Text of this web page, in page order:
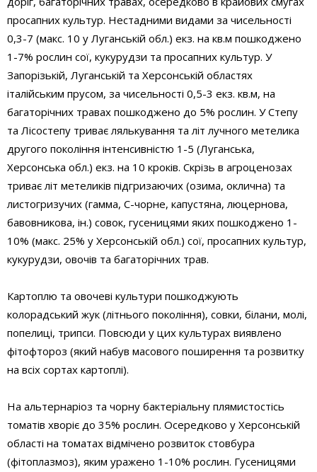
просапних культур. Нестадними видами за чисельності
0,3-7 (макс. 10 у Луганській обл.) екз. на кв.м пошкоджено
1-7% рослин сої, кукурудзи та просапних культур. У
Запорізькій, Луганській та Херсонській областях
італійським прусом, за чисельності 0,5-3 екз. кв.м, на
багаторічних травах пошкоджено до 5% рослин. У Степу
та Лісостепу триває лялькування та літ лучного метелика
другого покоління інтенсивністю 1-5 (Луганська,
Херсонська обл.) екз. на 10 кроків. Скрізь в агроценозах
триває літ метеликів підгризаючих (озима, оклична) та
листогризучих (гамма, С-чорне, капустяна, люцернова,
бавовникова, ін.) совок, гусеницями яких пошкоджено 1-
10% (макс. 25% у Херсонській обл.) сої, просапних культур,
кукурудзи, овочів та багаторічних трав.
Картоплю та овочеві культури пошкоджують
колорадський жук (літнього покоління), совки, білани, молі,
попелиці, трипси. Повсюди у цих культурах виявлено
фітофтороз (який набув масового поширення та розвитку
на всіх сортах картоплі).
На альтернаріоз та чорну бактеріальну плямистостісь
томатів хворіє до 35% рослин. Осередково у Херсонській
області на томатах відмічено розвиток стовбура
(фітоплазмоз), яким уражено 1-10% рослин. Гусеницями